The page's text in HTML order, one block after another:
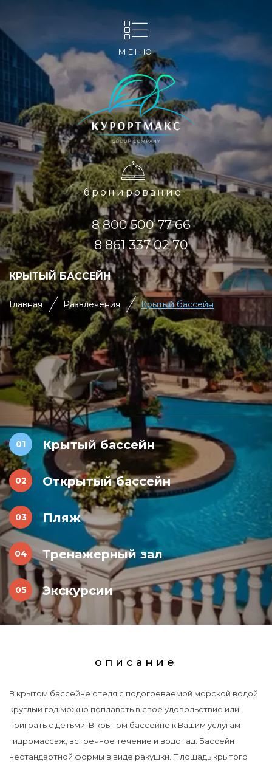
МЕНЮ
бронирование
8 800 500 77 66
8 861 337 02 70
КРЫТЫЙ БАССЕЙН
Главная Развлечения Крытый бассейн
Крытый бассейн
Открытый бассейн
Пляж
Тренажерный зал
Экскурсии
описание
В крытом бассейне отеля с подогреваемой морской водой
круглый год можно поплавать в свое удовольствие или
поиграть с детьми. В крытом бассейне к Вашим услугам
гидромассаж, встречное течение и водопад. Бассейн
нестандартной формы в виде ракушки. Площадь крытого